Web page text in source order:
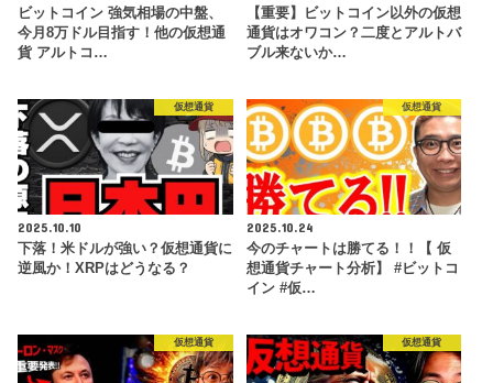
ビットコイン 強気相場の中盤、
今月8万ドル目指す！他の仮想通
貨 アルトコ…
【重要】ビットコイン以外の仮想
通貨はオワコン？二度とアルトバ
ブル来ないか…
仮想通貨
2025.10.10
下落！米ドルが強い？仮想通貨に
逆風か！XRPはどうなる？
仮想通貨
2025.10.24
今のチャートは勝てる！！【 仮
想通貨チャート分析】 #ビットコ
イン #仮…
仮想通貨 仮想通貨